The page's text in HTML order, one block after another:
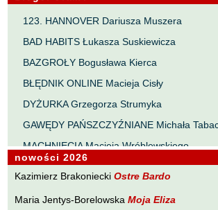
Bawołek Waldemar
Bereza Henryk
Berezin Kostia
Bielawa Jacek
Biernacka Alina
Bieszczad Maciej
Bigoszewska Maria
Bitner Dariusz
Błahy Jarosław
123. HANNOVER Dariusza Muszera
BAD HABITS Łukasza Suskiewicza
BAZGROŁY Bogusława Kierca
BŁĘDNIK ONLINE Macieja Cisły
DYŻURKA Grzegorza Strumyka
GAWĘDY PAŃSZCZYŹNIANE Michała
MACHNIĘCIA Macieja Wróblewskiego
MAŁOMIASTECZKOWE ZRYWY
nowości 2026
Kazimierz BrakonieckiOstre Bardo
Maria Jentys-BorelowskaMoja Eliza